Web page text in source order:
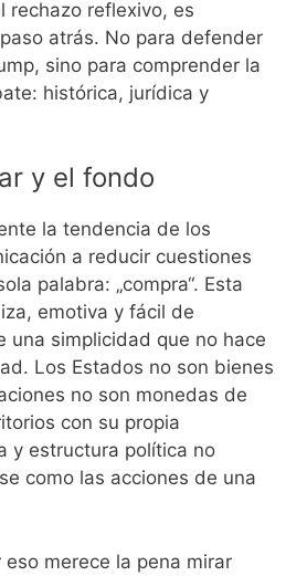
rechazo reflexivo, es
atrás. No para defender
sino para comprender la
histórica, jurídica y
y el fondo
la tendencia de los
a reducir cuestiones
palabra: „compra“. Esta
emotiva y fácil de
una simplicidad que no hace
Los Estados no son bienes
no son monedas de
con su propia
y estructura política no
como las acciones de una
merece la pena mirar